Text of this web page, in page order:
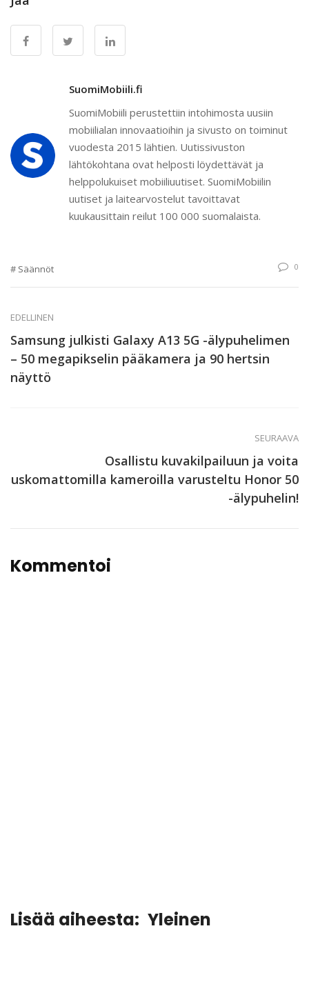
SuomiMobiili.fi
SuomiMobiili perustettiin intohimosta uusiin
mobiilialan innovaatioihin ja sivusto on toiminut
vuodesta 2015 lähtien. Uutissivuston
lähtökohtana ovat helposti löydettävät ja
helppolukuiset mobiiliuutiset. SuomiMobiilin
uutiset ja laitearvostelut tavoittavat
kuukausittain reilut 100 000 suomalaista.
Säännöt 0
EDELLINEN
Samsung julkisti Galaxy A13 5G -älypuhelimen
– 50 megapikselin pääkamera ja 90 hertsin
näyttö
SEURAAVA
Osallistu kuvakilpailuun ja voita
uskomattomilla kameroilla varusteltu Honor 50
-älypuhelin!
Kommentoi
Lisää aiheesta: Yleinen